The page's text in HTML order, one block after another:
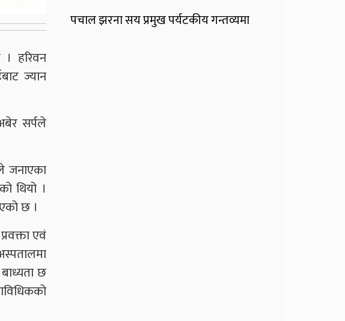
हरिवन
ज्यान
सर्पले
जनाएका
थियो ।
छ ।
एवं
छ
पचाल झरना सय प्रमुख पर्यटकीय गन्तव्यमा